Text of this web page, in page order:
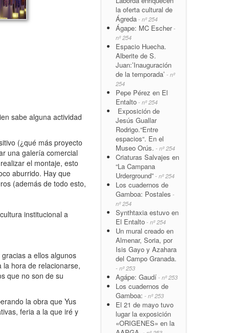
sabe alguna actividad
(¿qué más proyecto
una galería comercial
el montaje, esto
aburrido. Hay que
(además de todo esto,
institucional a
a ellos algunos
hora de relacionarse,
que no son de su
la obra que Yus
feria a la que iré y
la oferta cultural de
Ágreda - nº 254
Ágape: MC Escher-
nº 254
Espacio Huecha.
Alberite de S.
Juan:’Inauguración
de la temporada’ - nº
254
Pepe Pérez en El
Entalto - nº 254
Exposición de
Jesús Guallar
Rodrigo.“Entre
espacios“. En el
Museo Orús. - nº 254
Criaturas Salvajes en
“La Campana
Urderground” - nº 254
Los cuadernos de
Gamboa: Postales -
nº 254
Synthtaxia estuvo en
El Entalto - nº 254
Un mural creado en
Almenar, Soria, por
Isis Gayo y Azahara
del Campo Granada.
- nº 253
Agápe: Gaudí - nº 253
Los cuadernos de
Gamboa: - nº 253
El 21 de mayo tuvo
lugar la exposición
«ORIGENES» en la